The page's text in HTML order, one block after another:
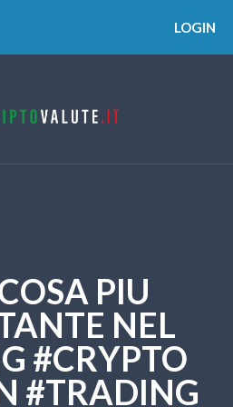
LOGIN
PIU
NEL
#CRYPTO
#TRADING